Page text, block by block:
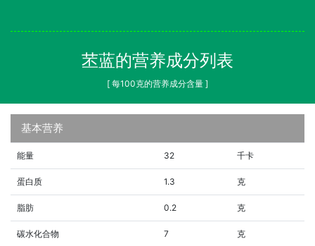
苤蓝的营养成分列表
[ 每100克的营养成分含量 ]
基本营养
能量 32 千卡
蛋白质 1.3 克
脂肪 0.2 克
碳水化合物 7 克